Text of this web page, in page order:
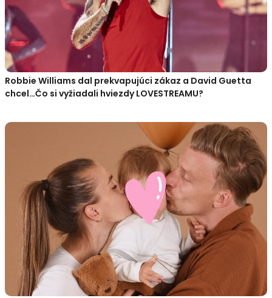
Robbie Williams dal prekvapujúci zákaz a David Guetta
chcel…Čo si vyžiadali hviezdy LOVESTREAMU?